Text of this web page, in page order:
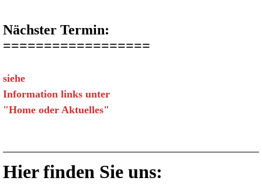
Nächster Termin:
==================
siehe
Information links unter
"Home oder Aktuelles"
Hier finden Sie uns: